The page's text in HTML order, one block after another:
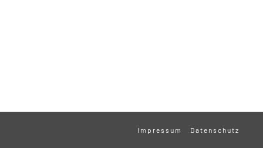
Impressum Datenschutz